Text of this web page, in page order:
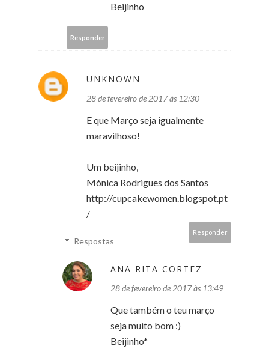
Beijinho
Responder
UNKNOWN
28 de fevereiro de 2017 às 12:30
E que Março seja igualmente
maravilhoso!
Um beijinho,
Mónica Rodrigues dos Santos
http://cupcakewomen.blogspot.pt
/
Responder
Respostas
ANA RITA CORTEZ
28 de fevereiro de 2017 às 13:49
Que também o teu março
seja muito bom :)
Beijinho*